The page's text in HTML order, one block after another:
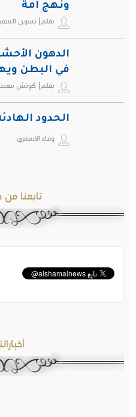
ونهج أمة
بقلم| نسرين
الدهون
في البطن
بقلم| كوتش مهند
الحدود
وفاء الاسمري
تابعنا من